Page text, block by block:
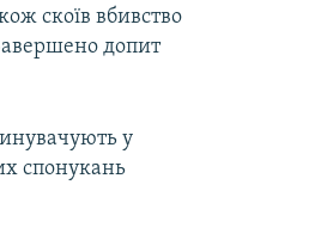
скоїв вбивство
допит
у
спонукань